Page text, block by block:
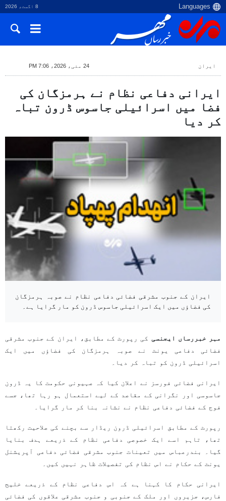
8 اگست، 2026
ایران 24 مئی، 2026، 7:06 PM
ایرانی دفاعی نظام نے ہرمزگان کی
فضا میں اسرائیلی جاسوس ڈرون تباہ
کر دیا
ایران کے جنوب مشرقی فضائی دفاعی نظام نے صوبہ ہرمزگان
کی فضاؤں میں ایک اسرائیلی جاسوس ڈرون کو مار گرایا ہے۔
مہر خبررساں ایجنسی کی رپورٹ کے مطابق، ایران کے جنوب مشرقی
فضائی دفاعی یونٹ نے صوبہ ہرمزگان کی فضاؤں میں ایک
اسرائیلی ڈرون کو تباہ کر دیا۔
ایرانی فضائی فورسز نے اعلان کیا کہ صہیونی حکومت کا یہ ڈرون
جاسوسی اور نگرانی کے مقاصد کے لیے استعمال ہو رہا تھا، جسے
فوج کے فضائی دفاعی نظام نے نشانہ بنا کر مار گرایا۔
رپورٹ کے مطابق اسرائیلی ڈرون ریڈار سے بچنے کی صلاحیت رکھتا
تھا، تاہم اسے ایک خصوصی دفاعی نظام کے ذریعے ہدف بنایا
گیا۔ بندرعباس میں تعینات جنوب مشرقی فضائی دفاعی آپریشنل
یونٹ کے حکام نے اس نظام کی تفصیلات ظاہر نہیں کیں۔
ایرانی حکام کا کہنا ہے کہ اس دفاعی نظام کے ذریعے خلیج
فارس، جزیروں اور ملک کے جنوبی و جنوب مشرقی علاقوں کی فضائی